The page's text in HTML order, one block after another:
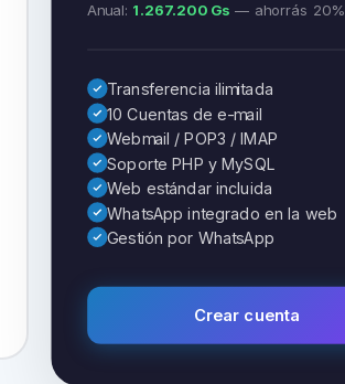
Anual: 1.267.200 Gs — ahorrás 20%
Transferencia ilimitada
10 Cuentas de e-mail
Webmail / POP3 / IMAP
Soporte PHP y MySQL
Web estándar incluida
WhatsApp integrado en la web
Gestión por WhatsApp
Crear cuenta